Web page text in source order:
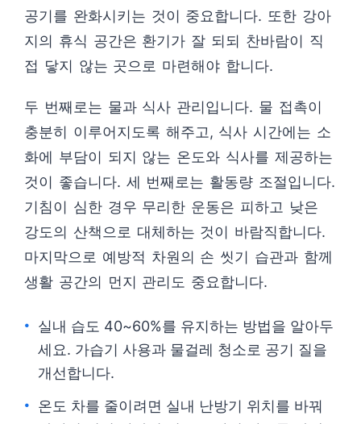
공기를 완화시키는 것이 중요합니다. 또한 강아
지의 휴식 공간은 환기가 잘 되되 찬바람이 직
접 닿지 않는 곳으로 마련해야 합니다.
두 번째로는 물과 식사 관리입니다. 물 접촉이
충분히 이루어지도록 해주고, 식사 시간에는 소
화에 부담이 되지 않는 온도와 식사를 제공하는
것이 좋습니다. 세 번째로는 활동량 조절입니다.
기침이 심한 경우 무리한 운동은 피하고 낮은
강도의 산책으로 대체하는 것이 바람직합니다.
마지막으로 예방적 차원의 손 씻기 습관과 함께
생활 공간의 먼지 관리도 중요합니다.
실내 습도 40~60%를 유지하는 방법을 알아두
세요. 가습기 사용과 물걸레 청소로 공기 질을
개선합니다.
온도 차를 줄이려면 실내 난방기 위치를 바꿔